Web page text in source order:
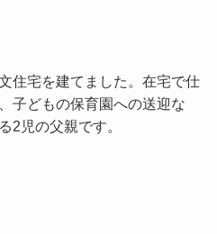
住宅を建てました。在宅で仕
子どもの保育園への送迎な
2児の父親です。